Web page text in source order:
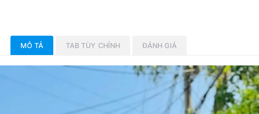
MÔ TẢ TAB TÙY CHỈNH ĐÁNH GIÁ